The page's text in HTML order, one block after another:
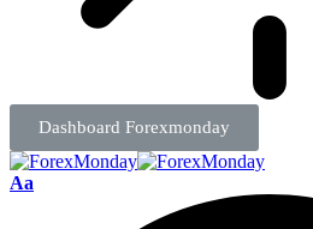
Dashboard Forexmonday
Aa